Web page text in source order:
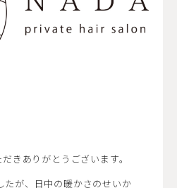
きありがとうございます。
たが、日中の暖かさのせいか